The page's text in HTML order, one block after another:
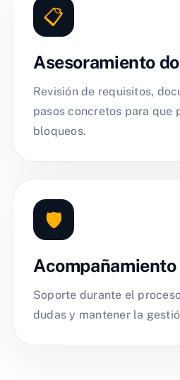
📋
Asesoramiento
Revisión de requisitos,
pasos concretos para que
bloqueos.
🛡️
Soporte durante el
dudas y mantener la